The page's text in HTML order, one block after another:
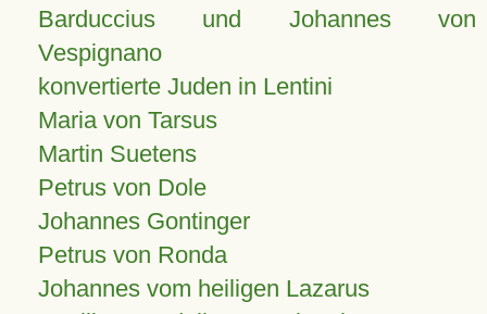
Barduccius und Johannes von
Vespignano
konvertierte Juden in Lentini
Maria von Tarsus
Martin Suetens
Petrus von Dole
Johannes Gontinger
Petrus von Ronda
Johannes vom heiligen Lazarus